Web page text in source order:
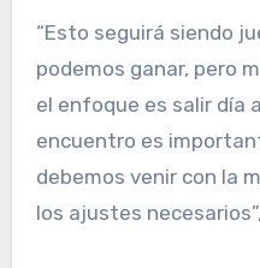
“Esto seguirá siendo
podemos ganar, pero
el enfoque es salir día
encuentro es
debemos venir con la
los ajustes